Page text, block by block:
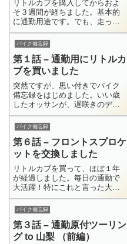
リトルカブを購入してからおよ
そ３週間が経ちました。基本的
に通勤用途です。でも、走って
いて気持ちが良いので、たまに
フラッと無駄走りなんかもして
しまいます。よく、バイクで風
を感じるなん...
バイク備忘録
第１話 – 通勤用にリトルカ
ブを買いました
突然ですが、思い付きでバイク
備忘録をはじめました。いい歳
したオッサンが、遅咲きのデビ
ューでバイクを乗り始めたです
が、そんな話をダラダラと書き
綴るだけのブログです。ハッキ
リ言って、何...
バイク備忘録
第６話 – フロントスプロケ
ットを交換しました
リトルカブを買って、ほぼ１年
が経過しました。毎日の通勤で
大活躍！特にこれと言った大き
な不満はありません。でも、他
の人がどんな風に乗っているの
かって、やっぱり気になるんで
すよね。暇な...
バイク備忘録
第３話 – 通勤原付ツーリン
グ to 山梨 （前編）